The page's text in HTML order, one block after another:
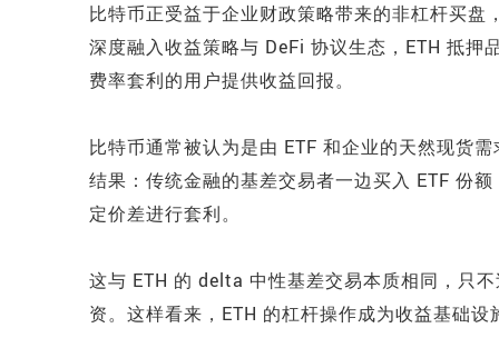
比特币正受益于企业财政策略带来的非杠杆买
深度融入收益策略与 DeFi 协议生态，ETH 抵
费率套利的用户提供收益回报。
比特币通常被认为是由 ETF 和企业的天然现货
结果：传统金融的基差交易者一边买入 ETF 份
定价差进行套利。
这与 ETH 的 delta 中性基差交易本质相同，只
资。这样看来，ETH 的杠杆操作成为收益基础